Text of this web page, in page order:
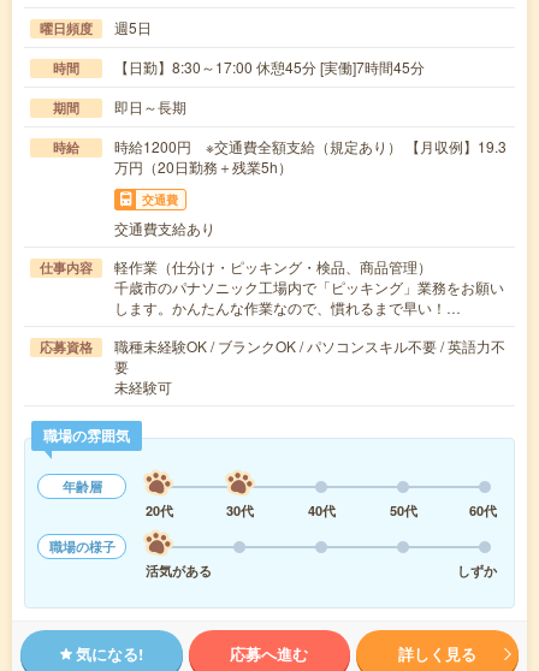
曜日頻度 週5日
時間 【日勤】8:30～17:00 休憩45分 [実働]7時間45分
期間 即日～長期
時給
時給1200円 ※交通費全額支給（規定あり） 【月収例】19.3
万円（20日勤務＋残業5h）
交通費
交通費支給あり
仕事内容
軽作業（仕分け・ピッキング・検品、商品管理）
千歳市のパナソニック工場内で「ピッキング」業務をお願い
します。かんたんな作業なので、慣れるまで早い！…
応募資格
職種未経験OK / ブランクOK / パソコンスキル不要 / 英語力不
要
未経験可
職場の雰囲気
年齢層
20代
30代 40代 50代
60代
職場の様子
活気がある
しずか
気になる! 応募へ進む 詳しく見る